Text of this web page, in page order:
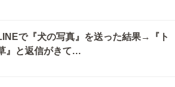
で『犬の写真』を送った結果→『ト
』と返信がきて…